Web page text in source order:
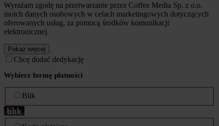
Wyrażam zgodę na przetwarzanie przez Coffee Media Sp. z o.o.
moich danych osobowych w celach marketingowych dotyczących
oferowanych usług, za pomocą środków komunikacji
elektronicznej.
Pokaż więcej
Chcę dodać dedykację
Wybierz formę płatności
Blik